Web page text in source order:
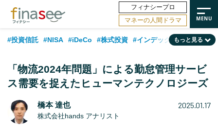
フィナシープロ
マネーの人間ドラマ
#投資信託 #NISA #iDeCo #株式投資 #インデックスファンド
#ランキング #日本株 #公的年金 #トレンド
#老後 #データ・調査 #金融用語解説
もっと見る
「物流2024年問題」による勤怠管理サービ
ス需要を捉えたヒューマンテクノロジーズ
橋本 達也
株式会社hands アナリスト
2025.01.17